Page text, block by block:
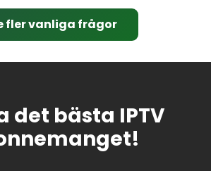
fler vanliga frågor
det bästa IPTV